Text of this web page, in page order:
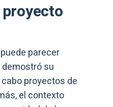
puede parecer
su
proyectos de
el contexto